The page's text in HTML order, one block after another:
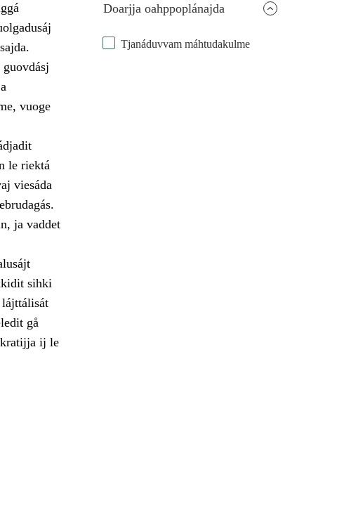
Doarjja oahppoplánajda
Tjanáduvvam máhtudakulme
vuoge
le riektá
viesáda
ja vaddet
sihki
gå
ij le